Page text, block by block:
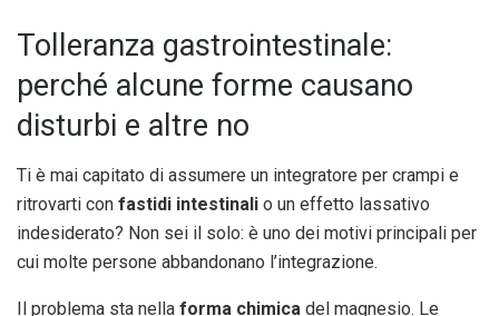
Tolleranza gastrointestinale:
perché alcune forme causano
disturbi e altre no
Ti è mai capitato di assumere un integratore per crampi e
ritrovarti con fastidi intestinali o un effetto lassativo
indesiderato? Non sei il solo: è uno dei motivi principali per
cui molte persone abbandonano l’integrazione.
Il problema sta nella forma chimica del magnesio. Le